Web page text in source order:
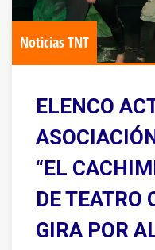
Noticias TNT
ELENCO
“EL
DE TEATRO
GIRA POR